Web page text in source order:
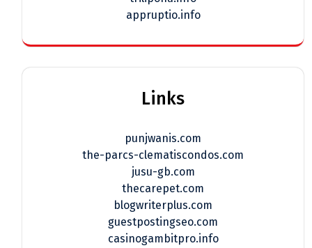
appruptio.info
Links
punjwanis.com
the-parcs-clematiscondos.com
jusu-gb.com
thecarepet.com
blogwriterplus.com
guestpostingseo.com
casinogambitpro.info